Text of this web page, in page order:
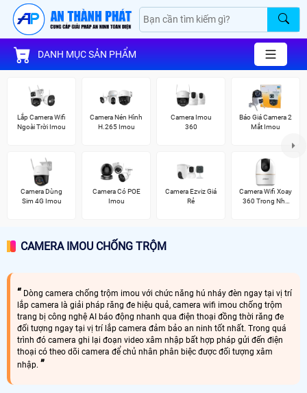
DANH MỤC SẢN PHẨM
Lắp Camera Wifi
Ngoài Trời Imou
Camera Nén Hình
H.265 Imou
Camera Imou
360
Báo Giá Camera 2
Mắt Imou
Camera Dùng
Sim 4G Imou
Camera Có POE
Imou
Camera Ezviz Giá
Rẻ
Camera Wifi Xoay
360 Trong Nhà
CAMERA IMOU CHỐNG TRỘM
Dòng camera chống trộm imou với chức năng hú nháy đèn ngay tại vị trí
lắp camera là giải pháp răng đe hiệu quả, camera wifi imou chống trộm
trang bị công nghệ AI báo động nhanh qua điện thoại đồng thời răng đe
đối tượng ngay tại vị trí lắp camera đảm bảo an ninh tốt nhất. Trong quá
trình đó camera ghi lại đoạn video xâm nhập bất hợp pháp gửi đến điện
thoại có theo dõi camera để chủ nhân phân biệc được đối tượng xâm
nhập.